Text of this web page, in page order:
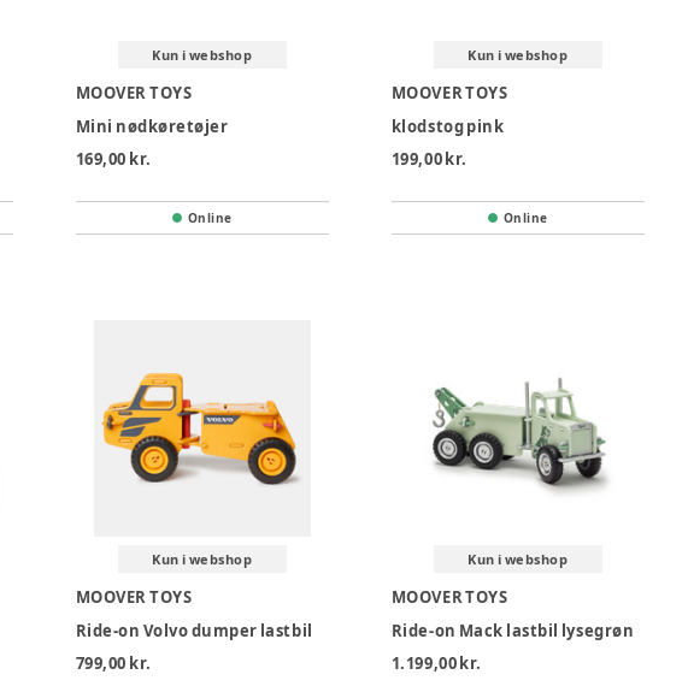
Kun i webshop
MOOVER TOYS
Mini nødkøretøjer
169,00 kr.
Online
Kun i webshop
MOOVER TOYS
klodstog pink
199,00 kr.
Online
Kun i webshop
MOOVER TOYS
Ride-on Volvo dumper lastbil
799,00 kr.
Kun i webshop
MOOVER TOYS
Ride-on Mack lastbil lysegrøn
1.199,00 kr.